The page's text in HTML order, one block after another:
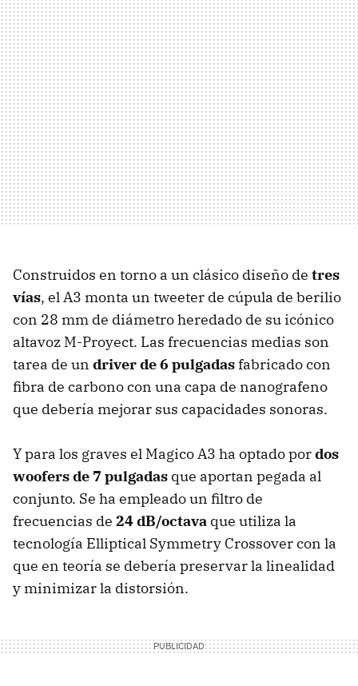
Construidos en torno a un clásico diseño de tres
vías, el A3 monta un tweeter de cúpula de berilio
con 28 mm de diámetro heredado de su icónico
altavoz M-Proyect. Las frecuencias medias son
tarea de un driver de 6 pulgadasfabricado con
fibra de carbono con una capa de nanografeno
que debería mejorar sus capacidades sonoras.
Y para los graves el Magico A3 ha optado pordos
woofers de 7 pulgadas que aportan pegada al
conjunto. Se ha empleado un filtro de
frecuencias de 24 dB/octava que utiliza la
tecnología Elliptical Symmetry Crossover con la
que en teoría se debería preservar la linealidad
y minimizar la distorsión.